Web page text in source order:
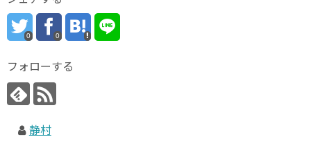
0 0
フォローする
静村